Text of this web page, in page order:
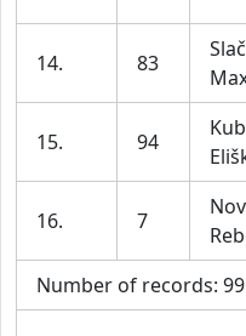
14. 83
15. 94
16. 7
Number of records: 99